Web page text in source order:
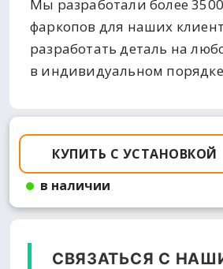
Мы разработали более
фаркопов для наших
разработать деталь на
в индивидуальном
КУПИТЬ С УСТАНОВКОЙ
в наличии
СВЯЗАТЬСЯ С